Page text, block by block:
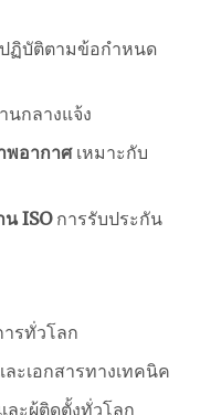
ฏิบัติตามข้อกำหนด
กลางแจ้ง
พอากาศเหมาะกับ
ISOการรับประกัน
รทั่วโลก
ะเอกสารทางเทคนิค
ะผู้ติดตั้งทั่วโลก